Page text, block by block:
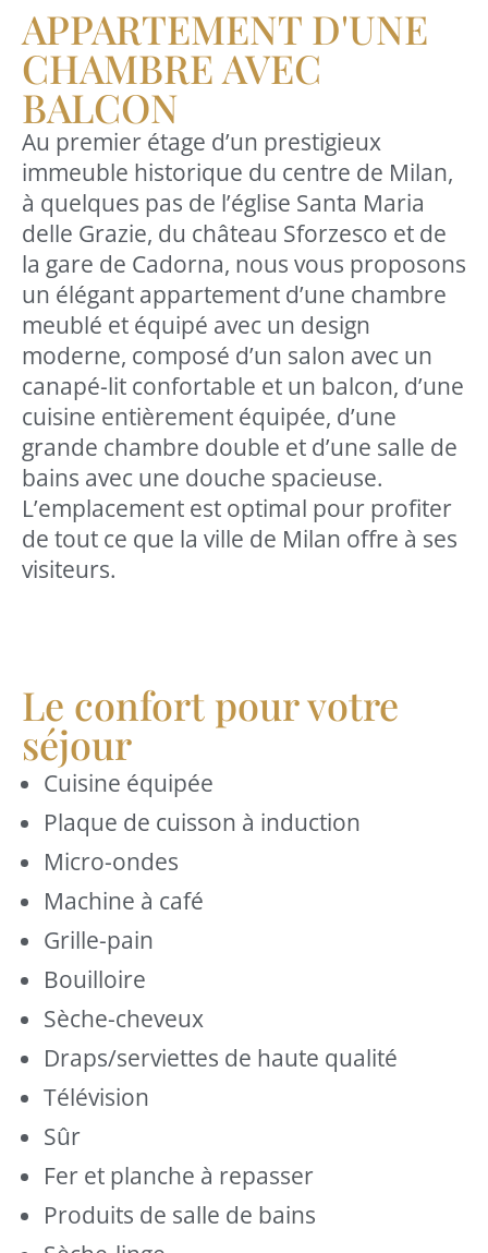
APPARTEMENT D'UNE
CHAMBRE AVEC
BALCON
Au premier étage d’un prestigieux
immeuble historique du centre de Milan,
à quelques pas de l’église Santa Maria
delle Grazie, du château Sforzesco et de
la gare de Cadorna, nous vous proposons
un élégant appartement d’une chambre
meublé et équipé avec un design
moderne, composé d’un salon avec un
canapé-lit confortable et un balcon, d’une
cuisine entièrement équipée, d’une
grande chambre double et d’une salle de
bains avec une douche spacieuse.
L’emplacement est optimal pour profiter
de tout ce que la ville de Milan offre à ses
visiteurs.
Le confort pour votre
séjour
Cuisine équipée
Plaque de cuisson à induction
Micro-ondes
Machine à café
Grille-pain
Bouilloire
Sèche-cheveux
Draps/serviettes de haute qualité
Télévision
Sûr
Fer et planche à repasser
Produits de salle de bains